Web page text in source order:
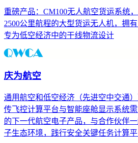
重磅产品：CM100无人航空货运系统，
2500公里航程的大型货运无人机，拥有
专为低空经济中的干线物流设计
庆为航空
通用航空和低空经济（先进空中交通
传飞控计算平台与智能座舱显示系统
的下一代航空电子产品，与合作伙伴
子生态环境，践行安全关键任务计算